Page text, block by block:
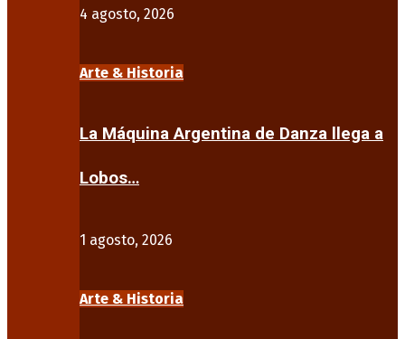
4 agosto, 2026
Arte & Historia
La Máquina Argentina de Danza llega a
Lobos…
1 agosto, 2026
Arte & Historia